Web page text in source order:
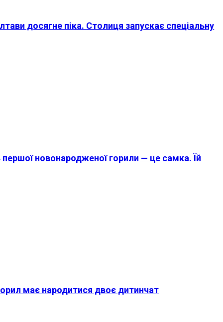
досягне піка. Столиця запускає спеціальну
новонародженої горили — це самка. Їй
має народитися двоє дитинчат